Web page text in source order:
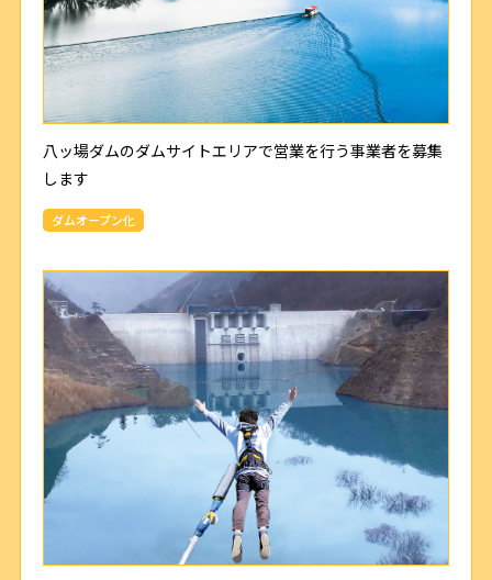
八ッ場ダムのダムサイトエリアで営業を行う事業者を募集
します
ダムオープン化